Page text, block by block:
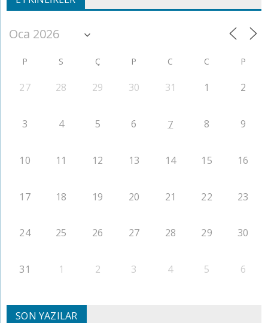
P S Ç P C C P
27 28 29 30 31 1 2
3 4 5 6 7 8 9
10 11 12 13 14 15 16
17 18 19 20 21 22 23
24 25 26 27 28 29 30
31 1 2 3 4 5 6
SON YAZILAR